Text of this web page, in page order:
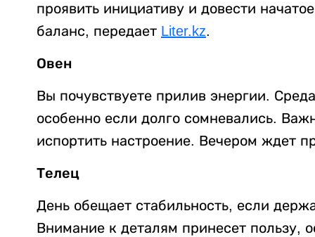
проявить инициативу и довести
баланс, передает Liter.kz.
Овен
Вы почувствуете прилив энергии.
особенно если долго сомневались.
испортить настроение. Вечером ждет
Телец
День обещает стабильность, если
Внимание к деталям принесет пользу,